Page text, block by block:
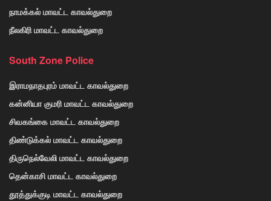
நாமக்கல் மாவட்ட காவல்துறை
நீலகிரி மாவட்ட காவல்துறை
South Zone Police
இராமநாதபுரம் மாவட்ட காவல்துறை
கன்னியா குமரி மாவட்ட காவல்துறை
சிவகங்கை மாவட்ட காவல்துறை
திண்டுக்கல் மாவட்ட காவல்துறை
திருநெல்வேலி மாவட்ட காவல்துறை
தென்காசி மாவட்ட காவல்துறை
தூத்துக்குடி மாவட்ட காவல்துறை